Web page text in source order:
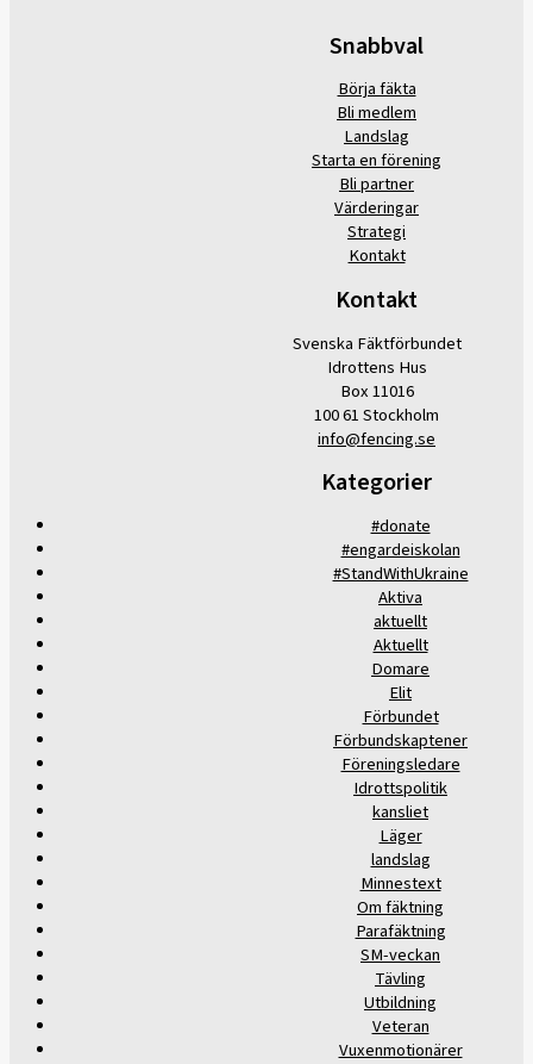
Snabbval
Börja fäkta
Bli medlem
Landslag
Starta en förening
Bli partner
Värderingar
Strategi
Kontakt
Kontakt
Svenska Fäktförbundet
Idrottens Hus
Box 11016
100 61 Stockholm
info@fencing.se
Kategorier
#donate
#engardeiskolan
#StandWithUkraine
Aktiva
aktuellt
Aktuellt
Domare
Elit
Förbundet
Förbundskaptener
Föreningsledare
Idrottspolitik
kansliet
Läger
landslag
Minnestext
Om fäktning
Parafäktning
SM-veckan
Tävling
Utbildning
Veteran
Vuxenmotionärer